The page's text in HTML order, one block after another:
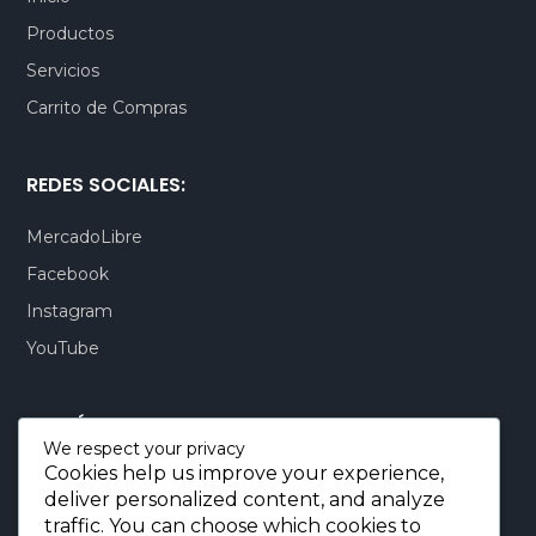
DOP, $
Productos
Servicios
Carrito de Compras
REDES SOCIALES:
MercadoLibre
Facebook
Instagram
YouTube
CONTÁCTENOS:
Quito-Ecuador:+593 99 803 7777
Llamadas: +593 99 803 7777
We respect your privacy
Cookies help us improve your experience,
deliver personalized content, and analyze
traffic. You can choose which cookies to